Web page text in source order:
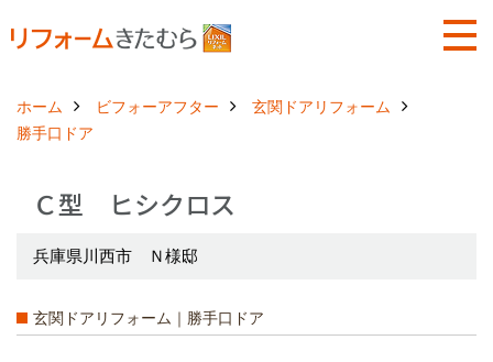
ホーム ビフォーアフター
玄関ドアリフォーム
勝手口ドア
Ｃ型 ヒシクロス
兵庫県川西市 Ｎ様邸
玄関ドアリフォーム｜勝手口ドア